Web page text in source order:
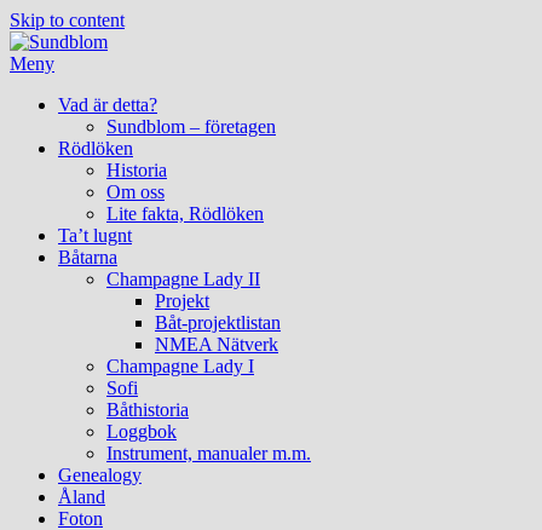
Skip to content
Meny
Vad är detta?
Sundblom – företagen
Rödlöken
Historia
Om oss
Lite fakta, Rödlöken
Ta’t lugnt
Båtarna
Champagne Lady II
Projekt
Båt-projektlistan
NMEA Nätverk
Champagne Lady I
Sofi
Båthistoria
Loggbok
Instrument, manualer m.m.
Genealogy
Åland
Foton